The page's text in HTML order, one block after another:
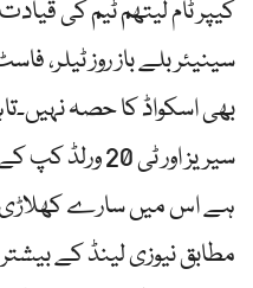
کیپر ٹام لیتھم ٹیم کی
سینیئر بلے باز روز ٹیلر،
سیریز اور ٹی
ہے اس میں سارے کھلاڑی
مطابق نیوزی لینڈ کے